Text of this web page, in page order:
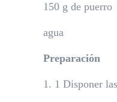
150 g de puerro
agua
Preparación
1. 1 Disponer